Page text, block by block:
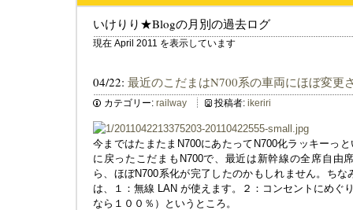
いけりり★Blogの月別の過去ログ
現在 April 2011 を表示しています
04/22: 最近のこだまはN700系の車両にほぼ変更
カテゴリー: railway 投稿者: ikeriri
今まではたまたまN700にあたってN700化ラッキーっ
に戻ったこだまもN700で、最近は新幹線の全席自由
ら、ほぼN700系化が完了したのかもしれません。ち
は、１：無線 LAN が使えます。２：コンセントにめぐ
なら１００％）というところ。